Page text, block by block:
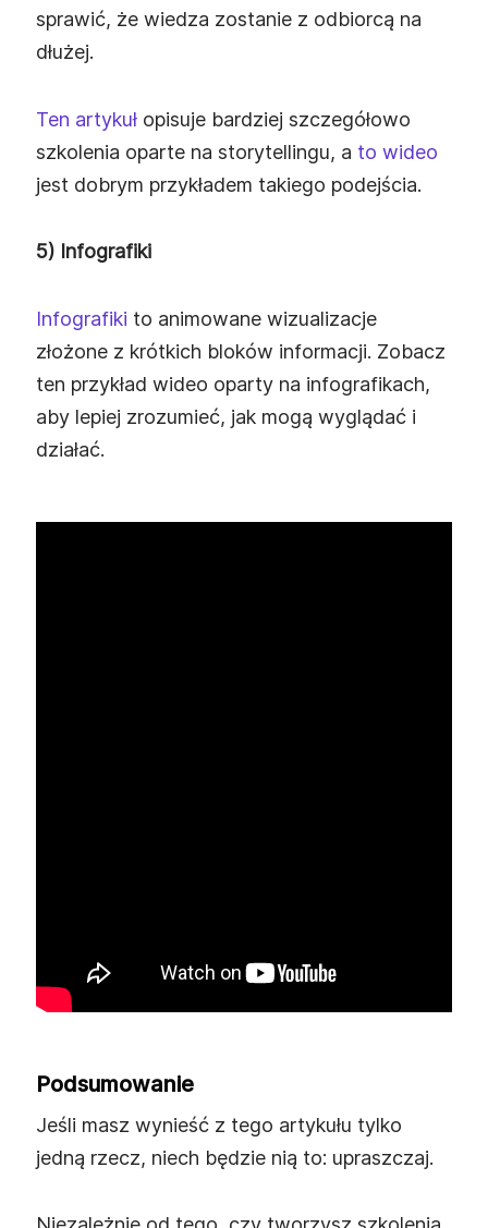
sprawić, że wiedza zostanie z odbiorcą na
dłużej.
Ten artykuł opisuje bardziej szczegółowo
szkolenia oparte na storytellingu, a to wideo
jest dobrym przykładem takiego podejścia.
5) Infografiki
Infografiki to animowane wizualizacje
złożone z krótkich bloków informacji. Zobacz
ten przykład wideo oparty na infografikach,
aby lepiej zrozumieć, jak mogą wyglądać i
działać.
Podsumowanie
Jeśli masz wynieść z tego artykułu tylko
jedną rzecz, niech będzie nią to: upraszczaj.